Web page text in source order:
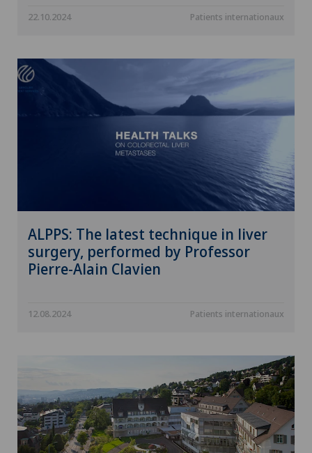
22.10.2024 Patients internationaux
ALPPS: The latest technique in liver
surgery, performed by Professor
Pierre-Alain Clavien
12.08.2024 Patients internationaux